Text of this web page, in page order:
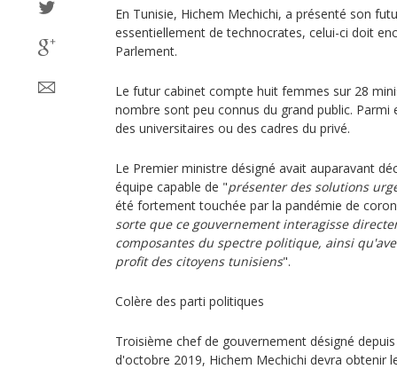
En Tunisie, Hichem Mechichi, a présenté son
essentiellement de technocrates, celui-ci doit
Parlement.
Le futur cabinet compte huit femmes sur 28
nombre sont peu connus du grand public.
des universitaires ou des cadres du privé.
Le Premier ministre désigné avait auparavant
équipe capable de "présenter des solutions
été fortement touchée par la pandémie de
sorte que ce gouvernement interagisse
composantes du spectre politique, ainsi
profit des citoyens tunisiens".
Colère des parti politiques
Troisième chef de gouvernement désigné
d'octobre 2019, Hichem Mechichi devra obtenir